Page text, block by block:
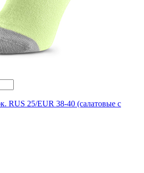
RUS 25/EUR 38-40 (салатовые с